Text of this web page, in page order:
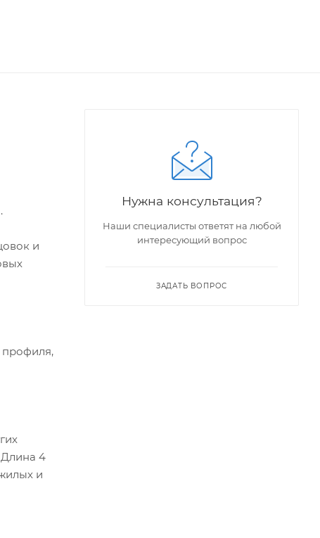
и
профиля,
Длина 4
и
Нужна консультация?
Наши специалисты ответят на любой
интересующий вопрос
ЗАДАТЬ ВОПРОС